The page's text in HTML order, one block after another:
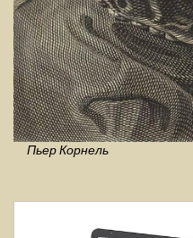
Пьер Корнель